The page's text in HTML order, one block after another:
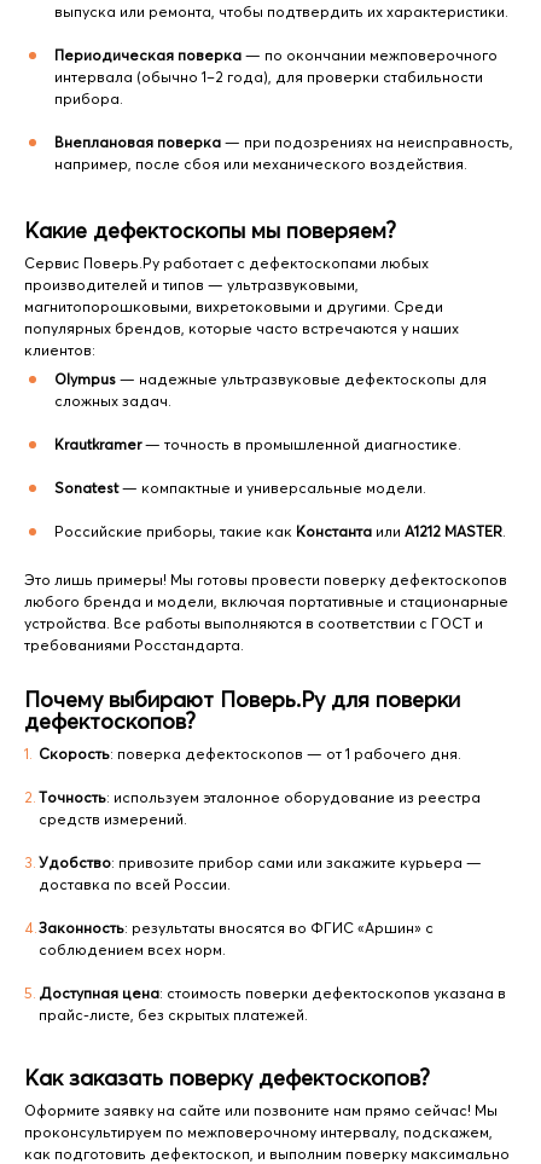
выпуска или ремонта, чтобы подтвердить их характеристики.
Периодическая поверка — по окончании межповерочного
интервала (обычно 1–2 года), для проверки стабильности
прибора.
Внеплановая поверка — при подозрениях на неисправность,
например, после сбоя или механического воздействия.
Какие дефектоскопы мы поверяем?
Сервис Поверь.Ру работает с дефектоскопами любых
производителей и типов — ультразвуковыми,
магнитопорошковыми, вихретоковыми и другими. Среди
популярных брендов, которые часто встречаются у наших
клиентов:
Olympus — надежные ультразвуковые дефектоскопы для
сложных задач.
Krautkramer— точность в промышленной диагностике.
Sonatest— компактные и универсальные модели.
Российские приборы, такие как Константа или А1212 MASTER.
Это лишь примеры! Мы готовы провести поверку дефектоскопов
любого бренда и модели, включая портативные и стационарные
устройства. Все работы выполняются в соответствии с ГОСТ и
требованиями Росстандарта.
Почему выбирают Поверь.Ру для поверки
дефектоскопов?
Скорость: поверка дефектоскопов — от 1 рабочего дня.
Точность: используем эталонное оборудование из реестра
средств измерений.
Удобство: привозите прибор сами или закажите курьера —
доставка по всей России.
Законность: результаты вносятся во ФГИС «Аршин» с
соблюдением всех норм.
Доступная цена: стоимость поверки дефектоскопов указана в
прайс-листе, без скрытых платежей.
Как заказать поверку дефектоскопов?
Оформите заявку на сайте или позвоните нам прямо сейчас! Мы
проконсультируем по межповерочному интервалу, подскажем,
как подготовить дефектоскоп, и выполним поверку максимально